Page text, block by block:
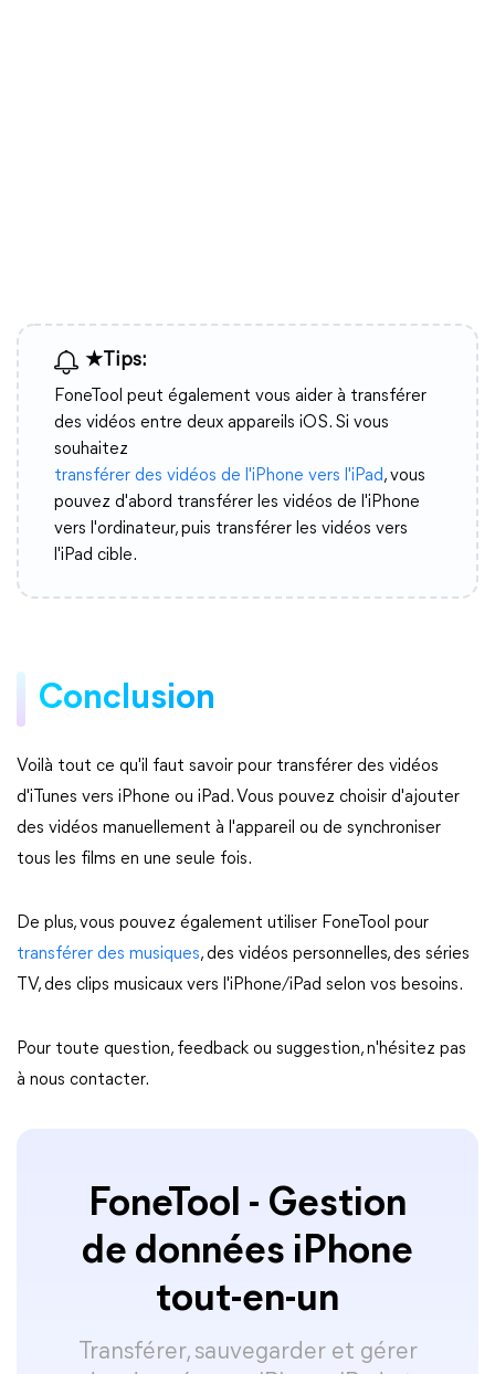
★Tips:
FoneTool peut également vous aider à transférer
des vidéos entre deux appareils iOS. Si vous
souhaitez
transférer des vidéos de l'iPhone vers l'iPad, vous
pouvez d'abord transférer les vidéos de l'iPhone
vers l'ordinateur, puis transférer les vidéos vers
l'iPad cible.
Conclusion
Voilà tout ce qu'il faut savoir pour transférer des vidéos
d'iTunes vers iPhone ou iPad. Vous pouvez choisir d'ajouter
des vidéos manuellement à l'appareil ou de synchroniser
tous les films en une seule fois.
De plus, vous pouvez également utiliser FoneTool pour
transférer des musiques, des vidéos personnelles, des séries
TV, des clips musicaux vers l'iPhone/iPad selon vos besoins.
Pour toute question, feedback ou suggestion, n'hésitez pas
à nous contacter.
FoneTool - Gestion
de données iPhone
tout-en-un
Transférer, sauvegarder et gérer